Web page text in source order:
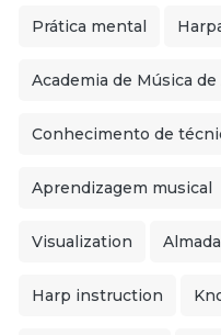
Prática mental
Academia de Música de
Conhecimento de
Aprendizagem musical
Visualization
Harp instruction